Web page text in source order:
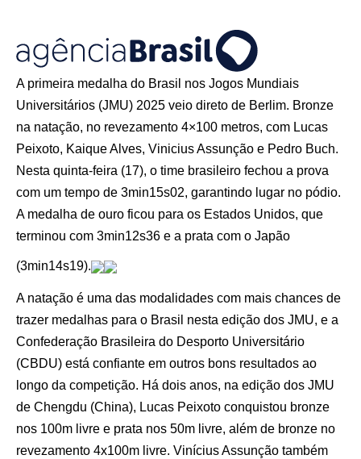
A primeira medalha do Brasil nos Jogos Mundiais
Universitários (JMU) 2025 veio direto de Berlim. Bronze
na natação, no revezamento 4×100 metros, com Lucas
Peixoto, Kaique Alves, Vinicius Assunção e Pedro Buch.
Nesta quinta-feira (17), o time brasileiro fechou a prova
com um tempo de 3min15s02, garantindo lugar no pódio.
A medalha de ouro ficou para os Estados Unidos, que
terminou com 3min12s36 e a prata com o Japão
(3min14s19).
A natação é uma das modalidades com mais chances de
trazer medalhas para o Brasil nesta edição dos JMU, e a
Confederação Brasileira do Desporto Universitário
(CBDU) está confiante em outros bons resultados ao
longo da competição. Há dois anos, na edição dos JMU
de Chengdu (China), Lucas Peixoto conquistou bronze
nos 100m livre e prata nos 50m livre, além de bronze no
revezamento 4x100m livre. Vinícius Assunção também